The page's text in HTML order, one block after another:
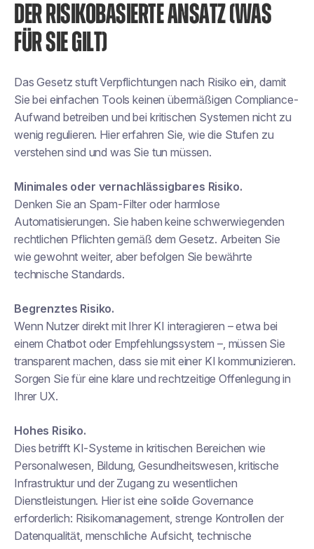
DER RISIKOBASIERTE ANSATZ (WAS
FÜR SIE GILT)
Das Gesetz stuft Verpflichtungen nach Risiko ein, damit
Sie bei einfachen Tools keinen übermäßigen Compliance-
Aufwand betreiben und bei kritischen Systemen nicht zu
wenig regulieren. Hier erfahren Sie, wie die Stufen zu
verstehen sind und was Sie tun müssen.
Minimales oder vernachlässigbares Risiko.
Denken Sie an Spam-Filter oder harmlose
Automatisierungen. Sie haben keine schwerwiegenden
rechtlichen Pflichten gemäß dem Gesetz. Arbeiten Sie
wie gewohnt weiter, aber befolgen Sie bewährte
technische Standards.
Begrenztes Risiko.
Wenn Nutzer direkt mit Ihrer KI interagieren – etwa bei
einem Chatbot oder Empfehlungssystem –, müssen Sie
transparent machen, dass sie mit einer KI kommunizieren.
Sorgen Sie für eine klare und rechtzeitige Offenlegung in
Ihrer UX.
Hohes Risiko.
Dies betrifft KI-Systeme in kritischen Bereichen wie
Personalwesen, Bildung, Gesundheitswesen, kritische
Infrastruktur und der Zugang zu wesentlichen
Dienstleistungen. Hier ist eine solide Governance
erforderlich: Risikomanagement, strenge Kontrollen der
Datenqualität, menschliche Aufsicht, technische